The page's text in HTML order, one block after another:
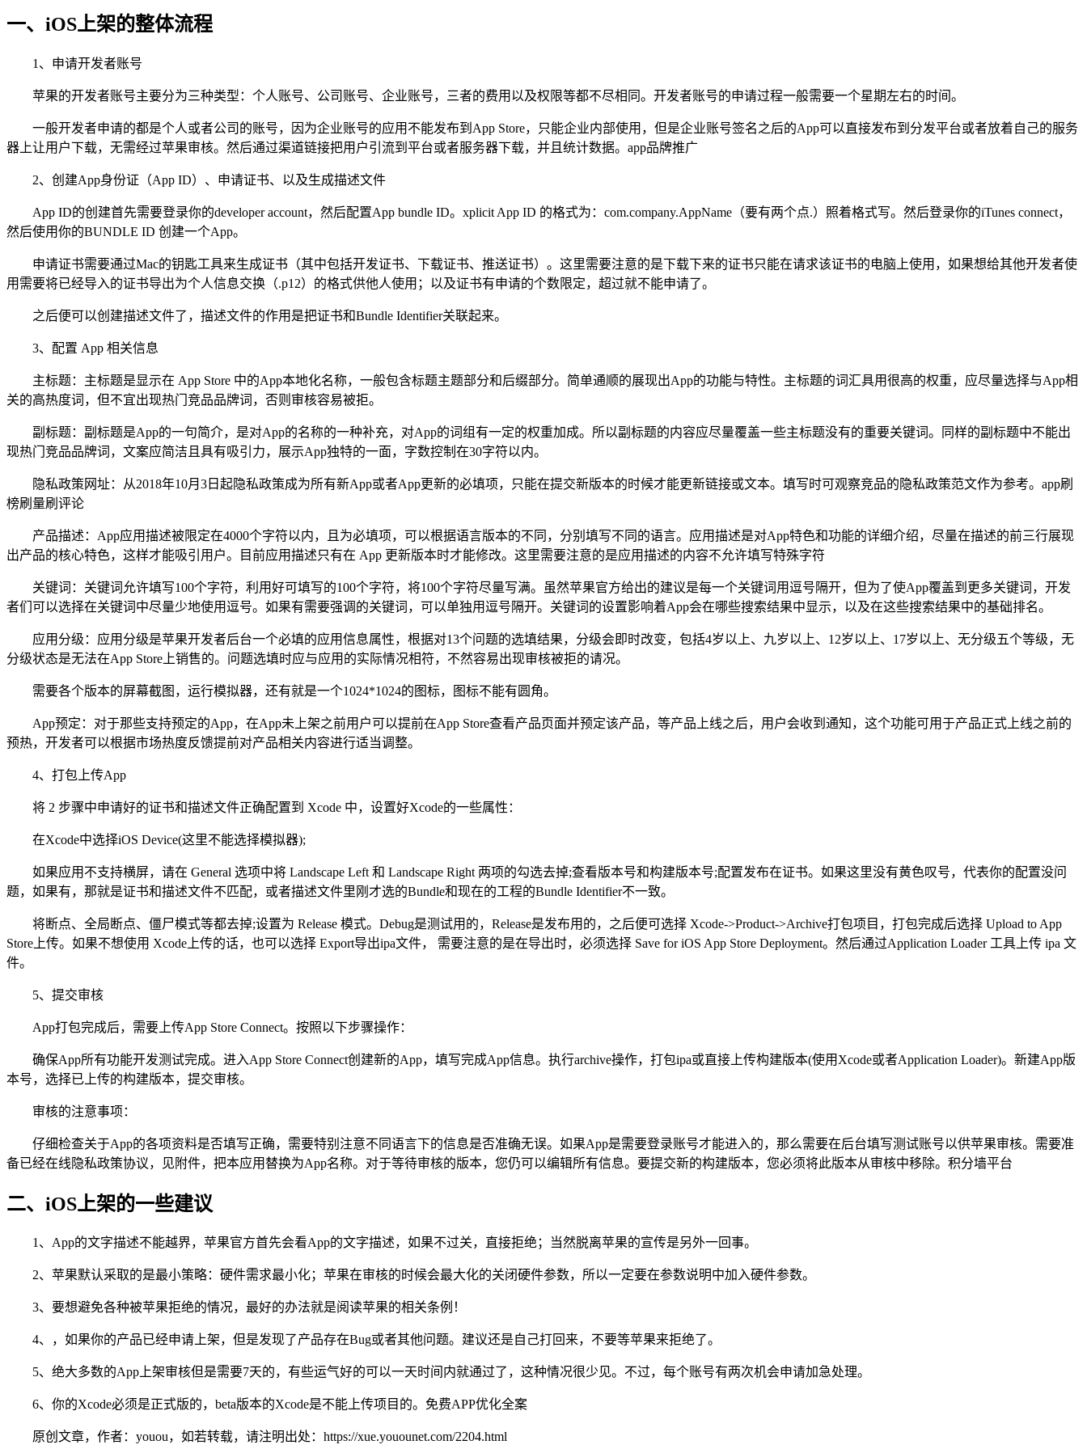
一、iOS上架的整体流程
1、申请开发者账号
苹果的开发者账号主要分为三种类型：个人账号、公司账号、企业账号，三者的费用以及权限等都不尽相同。开发者账号的申请过程一般需要一个星期左右的时间。
一般开发者申请的都是个人或者公司的账号，因为企业账号的应用不能发布到App Store，只能企业内部使用，但是企业账号签名之后的App可以直接发布到分发平台或者放着自己的服务
器上让用户下载，无需经过苹果审核。然后通过渠道链接把用户引流到平台或者服务器下载，并且统计数据。app品牌推广
2、创建App身份证（App ID）、申请证书、以及生成描述文件
App ID的创建首先需要登录你的developer account，然后配置App bundle ID。xplicit App ID 的格式为：com.company.AppName（要有两个点.）照着格式写。然后登录你的iTunes connect，
然后使用你的BUNDLE ID 创建一个App。
申请证书需要通过Mac的钥匙工具来生成证书（其中包括开发证书、下载证书、推送证书）。这里需要注意的是下载下来的证书只能在请求该证书的电脑上使用，如果想给其他开发者使
用需要将已经导入的证书导出为个人信息交换（.p12）的格式供他人使用；以及证书有申请的个数限定，超过就不能申请了。
之后便可以创建描述文件了，描述文件的作用是把证书和Bundle Identifier关联起来。
3、配置 App 相关信息
主标题：主标题是显示在 App Store 中的App本地化名称，一般包含标题主题部分和后缀部分。简单通顺的展现出App的功能与特性。主标题的词汇具用很高的权重，应尽量选择与App相
关的高热度词，但不宜出现热门竞品品牌词，否则审核容易被拒。
副标题：副标题是App的一句简介，是对App的名称的一种补充，对App的词组有一定的权重加成。所以副标题的内容应尽量覆盖一些主标题没有的重要关键词。同样的副标题中不能出
现热门竞品品牌词，文案应简洁且具有吸引力，展示App独特的一面，字数控制在30字符以内。
隐私政策网址：从2018年10月3日起隐私政策成为所有新App或者App更新的必填项，只能在提交新版本的时候才能更新链接或文本。填写时可观察竞品的隐私政策范文作为参考。app刷
榜刷量刷评论
产品描述：App应用描述被限定在4000个字符以内，且为必填项，可以根据语言版本的不同，分别填写不同的语言。应用描述是对App特色和功能的详细介绍，尽量在描述的前三行展现
出产品的核心特色，这样才能吸引用户。目前应用描述只有在 App 更新版本时才能修改。这里需要注意的是应用描述的内容不允许填写特殊字符
关键词：关键词允许填写100个字符，利用好可填写的100个字符，将100个字符尽量写满。虽然苹果官方给出的建议是每一个关键词用逗号隔开，但为了使App覆盖到更多关键词，开发
者们可以选择在关键词中尽量少地使用逗号。如果有需要强调的关键词，可以单独用逗号隔开。关键词的设置影响着App会在哪些搜索结果中显示，以及在这些搜索结果中的基础排名。
应用分级：应用分级是苹果开发者后台一个必填的应用信息属性，根据对13个问题的选填结果，分级会即时改变，包括4岁以上、九岁以上、12岁以上、17岁以上、无分级五个等级，无
分级状态是无法在App Store上销售的。问题选填时应与应用的实际情况相符，不然容易出现审核被拒的请况。
需要各个版本的屏幕截图，运行模拟器，还有就是一个1024*1024的图标，图标不能有圆角。
App预定：对于那些支持预定的App，在App未上架之前用户可以提前在App Store查看产品页面并预定该产品，等产品上线之后，用户会收到通知，这个功能可用于产品正式上线之前的
预热，开发者可以根据市场热度反馈提前对产品相关内容进行适当调整。
4、打包上传App
将 2 步骤中申请好的证书和描述文件正确配置到 Xcode 中，设置好Xcode的一些属性：
在Xcode中选择iOS Device(这里不能选择模拟器);
如果应用不支持横屏，请在 General 选项中将 Landscape Left 和 Landscape Right 两项的勾选去掉;查看版本号和构建版本号;配置发布在证书。如果这里没有黄色叹号，代表你的配置没问
题，如果有，那就是证书和描述文件不匹配，或者描述文件里刚才选的Bundle和现在的工程的Bundle Identifier不一致。
将断点、全局断点、僵尸模式等都去掉;设置为 Release 模式。Debug是测试用的，Release是发布用的，之后便可选择 Xcode->Product->Archive打包项目，打包完成后选择 Upload to App
Store上传。如果不想使用 Xcode上传的话，也可以选择 Export导出ipa文件， 需要注意的是在导出时，必须选择 Save for iOS App Store Deployment。然后通过Application Loader 工具上传 ipa 文
件。
5、提交审核
App打包完成后，需要上传App Store Connect。按照以下步骤操作：
确保App所有功能开发测试完成。进入App Store Connect创建新的App，填写完成App信息。执行archive操作，打包ipa或直接上传构建版本(使用Xcode或者Application Loader)。新建App版
本号，选择已上传的构建版本，提交审核。
审核的注意事项：
仔细检查关于App的各项资料是否填写正确，需要特别注意不同语言下的信息是否准确无误。如果App是需要登录账号才能进入的，那么需要在后台填写测试账号以供苹果审核。需要准
备已经在线隐私政策协议，见附件，把本应用替换为App名称。对于等待审核的版本，您仍可以编辑所有信息。要提交新的构建版本，您必须将此版本从审核中移除。积分墙平台
二、iOS上架的一些建议
1、App的文字描述不能越界，苹果官方首先会看App的文字描述，如果不过关，直接拒绝；当然脱离苹果的宣传是另外一回事。
2、苹果默认采取的是最小策略：硬件需求最小化；苹果在审核的时候会最大化的关闭硬件参数，所以一定要在参数说明中加入硬件参数。
3、要想避免各种被苹果拒绝的情况，最好的办法就是阅读苹果的相关条例！
4、，如果你的产品已经申请上架，但是发现了产品存在Bug或者其他问题。建议还是自己打回来，不要等苹果来拒绝了。
5、绝大多数的App上架审核但是需要7天的，有些运气好的可以一天时间内就通过了，这种情况很少见。不过，每个账号有两次机会申请加急处理。
6、你的Xcode必须是正式版的，beta版本的Xcode是不能上传项目的。免费APP优化全案
原创文章，作者：youou，如若转载，请注明出处：https://xue.youounet.com/2204.html